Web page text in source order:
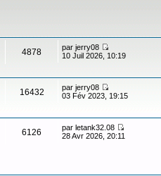
4878 par jerry08
10 Juil 2026, 10:19
16432 par jerry08
03 Fév 2023, 19:15
6126 par letank32.08
28 Avr 2026, 20:11